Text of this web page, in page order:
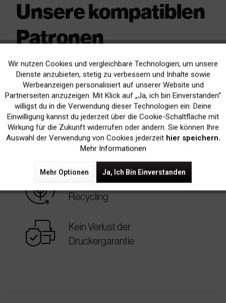
Unsere kompatiblen
Patronen
Top Qualität - genial günstig
warranty_certificate
3 Jahre
Garantie
best_price
Bis zu 90%
günstiger
sustainable
Nachhaltig dank
Recycling
warranty
Kein Verlust der
Druckergarantie
Funktionale Aktiv
Marketing Inaktiv
Tracking Inaktiv
Wir nutzen Cookies und vergleichbare Technologien, um unsere
Dienste anzubieten, stetig zu verbessern und Inhalte sowie
Werbeanzeigen personalisiert auf unserer Website und
Partnerseiten anzuzeigen. Mit Klick auf „Ja, ich bin Einverstanden“
willigst du in die Verwendung dieser Technologien ein. Deine
Einwilligung kannst du jederzeit über die Cookie-Schaltfläche mit
Wirkung für die Zukunft widerrufen oder ändern. Sie können Ihre
Auswahl der Verwendung von Cookies jederzeit hier speichern.
Mehr Informationen
Mehr Optionen Ja, Ich Bin Einverstanden